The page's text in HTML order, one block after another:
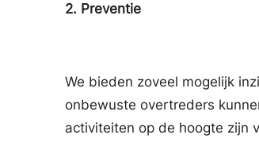
2. Preventie
We bieden zoveel mogelijk
onbewuste overtreders
activiteiten op de hoogte zijn